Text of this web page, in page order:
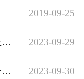
2019-09-25
印刷行业应在人才培养和使用上因地制宜 2023-09-29
平面设计色彩运用应注意的几个问题 2023-09-30